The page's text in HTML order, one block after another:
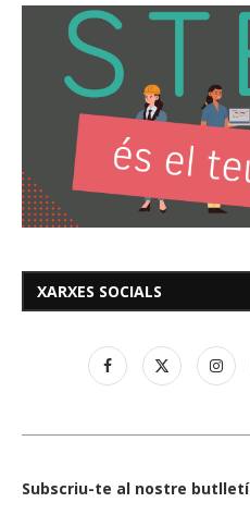
XARXES SOCIALS
Subscriu-te al nostre butlletí